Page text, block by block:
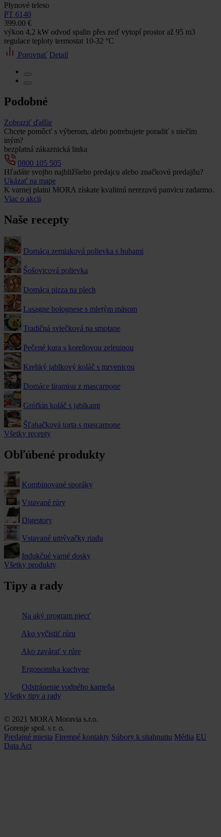
Plynové teleso
PT 6140
399.00 €
výkon 4,2 kW odvod spalin přes zeď vytopí prostor až 95 m3
regulace teploty termostat 10-32 °C
Porovnať Detail
Podobné
Zobraziť ďalšie
Chcete pomôcť s výberom, alebo potrebujete poradiť s niečím
iným?
bezplatná zákaznická linka
0800 105 505
Hľadáte svojho najbližšieho predajcu alebo značkovú predajňu?
Ukázať na mape
K varnej platni MORA získate kvalitnú nerezovú panvicu zadarmo.
Viac o akcii
Naše recepty
Domáca zemiaková polievka s hubami
Šošovicová polievka
Domáca pizza na plech
Lasagne bolognese s mletým mäsom
Tradičná sviečková na smotane
Pečené kura s koreňovou zeleninou
Krehký jablkový koláč s mrvenicou
Domáce tiramisu z mascarpone
Grófkin koláč s jablkami
Šľahačková torta s mascarpone
Všetky recepty
Obľúbené produkty
Kombinované sporáky
Vstavané rúry
Digestory
Vstavané umývačky riadu
Indukčné varné dosky
Všetky produkty
Tipy a rady
Na aký program piecť
Ako vyčistiť rúru
Ako zavárať v rúre
Ergonomika kuchyne
Odstránenie vodného kameňa
Všetky tipy a rady
© 2021 MORA Moravia s.r.o.
Gorenje spol. s r. o.
Predajné miesta Firemné kontakty Súbory k stiahnutiu Média EU
Data Act